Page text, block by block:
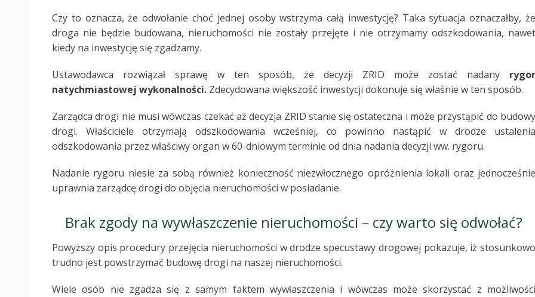
Czy to oznacza, że odwołanie choć jednej osoby wstrzyma całą inwestycję? Taka sytuacja oznaczałby, że
droga nie będzie budowana, nieruchomości nie zostały przejęte i nie otrzymamy odszkodowania, nawet
kiedy na inwestycję się zgadzamy.
Ustawodawca rozwiązał sprawę w ten sposób, że decyzji ZRID może zostać nadany rygor
natychmiastowej wykonalności. Zdecydowana większość inwestycji dokonuje się właśnie w ten sposób.
Zarządca drogi nie musi wówczas czekać aż decyzja ZRID stanie się ostateczna i może przystąpić do budowy
drogi. Właściciele otrzymają odszkodowania wcześniej, co powinno nastąpić w drodze ustalenia
odszkodowania przez właściwy organ w 60-dniowym terminie od dnia nadania decyzji ww. rygoru.
Nadanie rygoru niesie za sobą również konieczność niezwłocznego opróżnienia lokali oraz jednocześnie
uprawnia zarządcę drogi do objęcia nieruchomości w posiadanie.
Brak zgody na wywłaszczenie nieruchomości – czy warto się odwołać?
Powyższy opis procedury przejęcia nieruchomości w drodze specustawy drogowej pokazuje, iż stosunkowo
trudno jest powstrzymać budowę drogi na naszej nieruchomości.
Wiele osób nie zgadza się z samym faktem wywłaszczenia i wówczas może skorzystać z możliwości